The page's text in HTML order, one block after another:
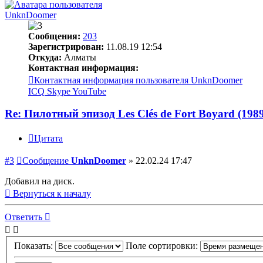
UnknDoomer
Сообщения: 203
Зарегистрирован: 11.08.19 12:54
Откуда: Алматы
Контактная информация:
Контактная информация пользователя UnknDoomer
ICQ SkypeYouTube
Re: Пилотный эпизод Les Clés de Fort Boyard
Цитата
#3 Сообщение UnknDoomer » 22.02.24 17:47
Добавил на диск.
Вернуться к началу
Ответить
Показать: Поле сортировки: